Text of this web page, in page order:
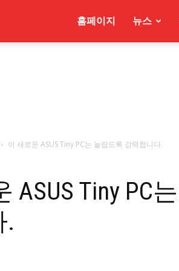
홈페이지 뉴스
이 새로운 ASUS Tiny PC는 놀랍도록 강력합니다.
ASUS Tiny PC
.